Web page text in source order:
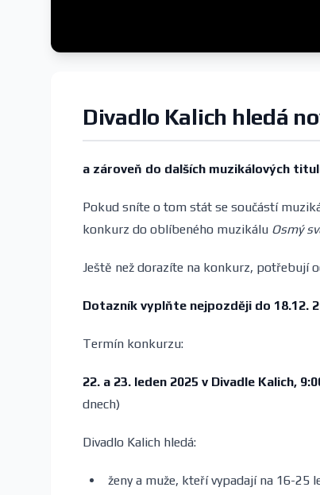
Divadlo Kalich hledá
a zároveň do dalších muzikálových
Pokud sníte o tom stát se součástí
konkurz do oblíbeného muzikálu Osmý
Ještě než dorazíte na konkurz, potřebují
Dotazník vyplňte nejpozději do 18.12.
Termín konkurzu:
22. a 23. leden 2025 v Divadle Kalich,
dnech)
Divadlo Kalich hledá:
ženy a muže, kteří vypadají na 16-25